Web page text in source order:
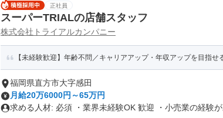
正社員
スーパーTRIALの店舗スタッフ
株式会社トライアルカンパニー
【未経験歓迎】年齢不問／キャリアアップ・年収アップを目指
福岡県直方市大字感田
月給20万6000円～65万円
求める人材: 必須 ・業界未経験OK 歓迎 ・小売業の経験が